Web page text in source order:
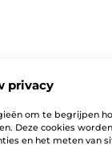
privacy
om te begrijpen
Deze cookies
en het meten van